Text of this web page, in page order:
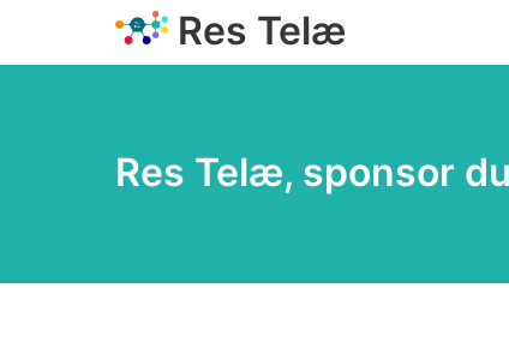
contenu
Res Telæ
Res Telæ, sponsor